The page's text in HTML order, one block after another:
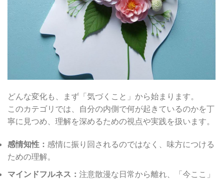
どんな変化も、まず「気づくこと」から始まります。
このカテゴリでは、自分の内側で何が起きているのかを丁
寧に見つめ、理解を深めるための視点や実践を扱います。
感情知性： 感情に振り回されるのではなく、味方につける
ための理解。
マインドフルネス： 注意散漫な日常から離れ、「今ここ」